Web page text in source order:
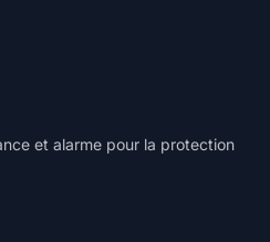
et alarme pour la protection